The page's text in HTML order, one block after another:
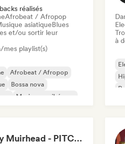
réalisés
Afrobeat / Afropop
asiatiqueBlues
et/ou sortir leur
mes playlist(s)
Afrobeat / Afropop
Bossa nova
Musique caribéenne
à
Richy Muirhead - PITCH Scotland | Scottish Alternative Music Awards (SAMA)